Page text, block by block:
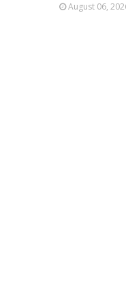
August 06,